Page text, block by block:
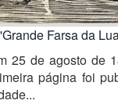
Farsa da
25 de agosto de
página foi